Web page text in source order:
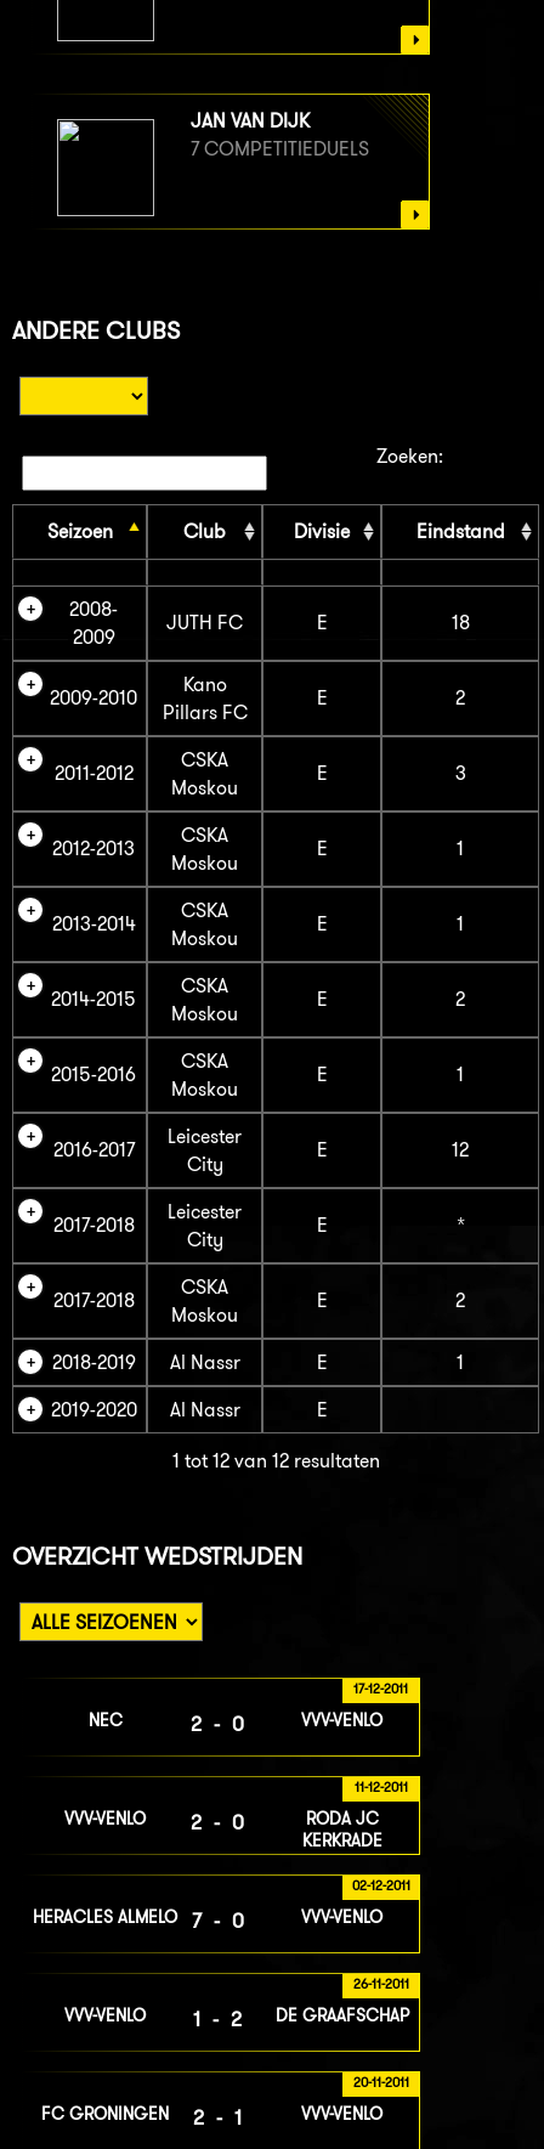
JAN VAN DIJK
7 COMPETITIEDUELS
ANDERE CLUBS
Zoeken:
Seizoen Club Divisie Eindstand
2008-
2009
JUTH FC E 18
2009-2010
Kano
Pillars FC
E 2
2011-2012
CSKA
Moskou
E 3
2012-2013
CSKA
Moskou
E 1
2013-2014
CSKA
Moskou
E 1
2014-2015
CSKA
Moskou
E 2
2015-2016
CSKA
Moskou
E 1
2016-2017
Leicester
City
E 12
2017-2018
Leicester
City
E *
2017-2018
CSKA
Moskou
E 2
2018-2019 Al Nassr E 1
2019-2020 Al Nassr E
1 tot 12 van 12 resultaten
OVERZICHT WEDSTRIJDEN
17-12-2011
NEC 2-0 VVV-VENLO
11-12-2011
VVV-VENLO 2-0
RODA JC
KERKRADE
02-12-2011
HERACLES ALMELO 7-0 VVV-VENLO
26-11-2011
VVV-VENLO 1-2 DE GRAAFSCHAP
20-11-2011
FC GRONINGEN 2-1 VVV-VENLO